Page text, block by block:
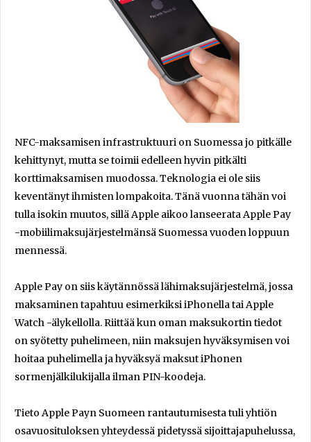
NFC-maksamisen infrastruktuuri on Suomessa jo pitkälle
kehittynyt, mutta se toimii edelleen hyvin pitkälti
korttimaksamisen muodossa. Teknologia ei ole siis
keventänyt ihmisten lompakoita. Tänä vuonna tähän voi
tulla isokin muutos, sillä Apple aikoo lanseerata Apple Pay
-mobiilimaksujärjestelmänsä Suomessa vuoden loppuun
mennessä.
Apple Pay on siis käytännössä lähimaksujärjestelmä, jossa
maksaminen tapahtuu esimerkiksi iPhonella tai Apple
Watch -älykellolla. Riittää kun oman maksukortin tiedot
on syötetty puhelimeen, niin maksujen hyväksymisen voi
hoitaa puhelimella ja hyväksyä maksut iPhonen
sormenjälkilukijalla ilman PIN-koodeja.
Tieto Apple Payn Suomeen rantautumisesta tuli yhtiön
osavuosituloksen yhteydessä pidetyssä sijoittajapuhelussa,